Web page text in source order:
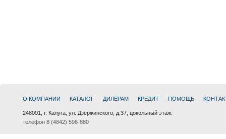
О КОМПАНИИ КАТАЛОГ ДИЛЕРАМ КРЕДИТ ПОМОЩЬ
248001, г. Калуга, ул. Дзержинского, д.37, цокольный этаж.
телефон 8 (4842) 596-880